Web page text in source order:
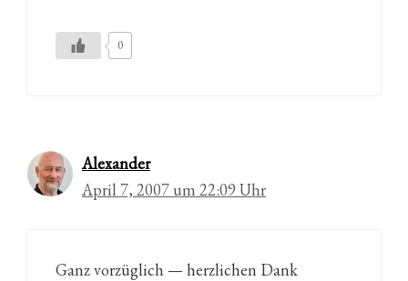
0
Alexander
April 7, 2007 um 22:09 Uhr
Ganz vorzüglich — herzlichen Dank